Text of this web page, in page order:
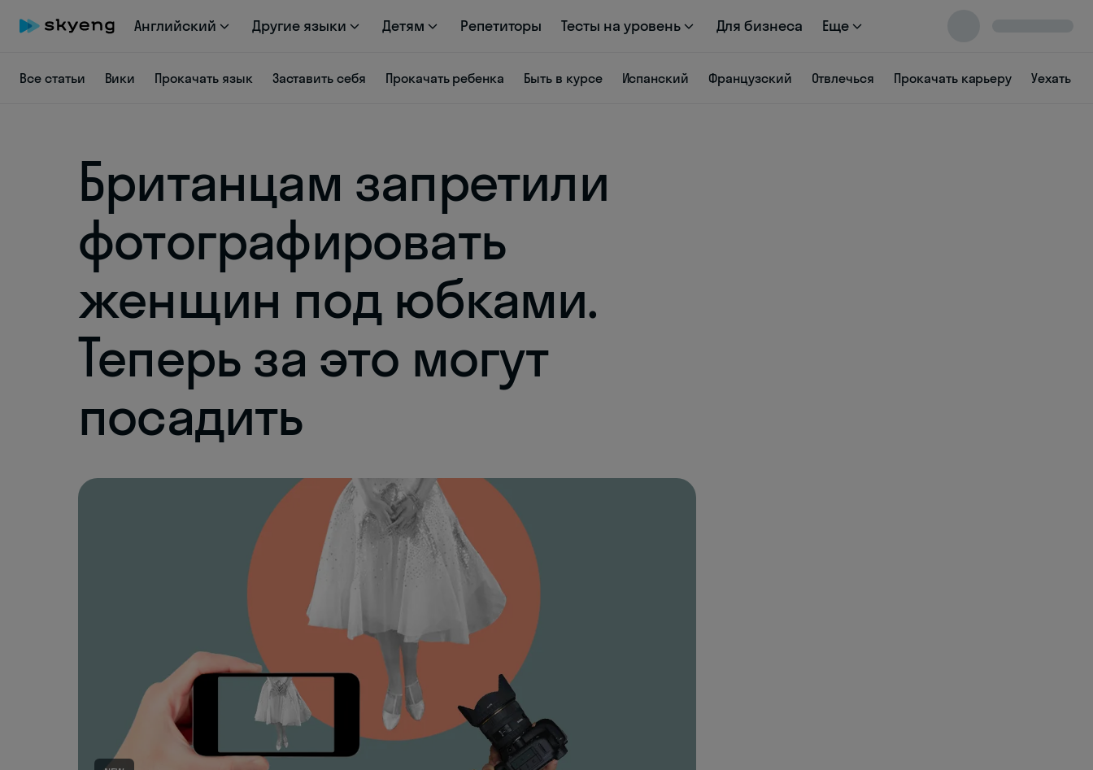
Английский Другие языки Детям Репетиторы Тесты на уровень Для бизнеса Еще
Все статьи Вики Прокачать язык Заставить себя Прокачать ребенка Быть в курсе Испанский Французский Отвлечься Прокачать карьеру Уехать
Британцам запретили
фотографировать
женщин под юбками.
Теперь за это могут
посадить